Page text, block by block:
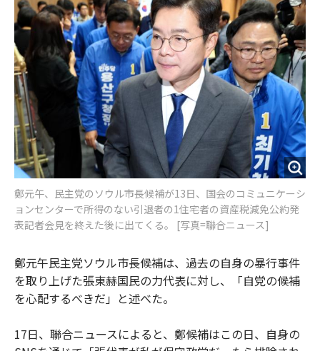
鄭元午、民主党のソウル市長候補が13日、国会のコミュニケーシ
ョンセンターで所得のない引退者の1住宅者の資産税減免公約発
表記者会見を終えた後に出てくる。 [写真=聯合ニュース]
鄭元午民主党ソウル市長候補は、過去の自身の暴行事件
を取り上げた張東赫国民の力代表に対し、「自党の候補
を心配するべきだ」と述べた。
17日、聯合ニュースによると、鄭候補はこの日、自身の